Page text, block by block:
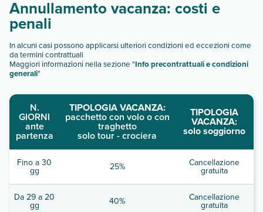
Annullamento vacanza: costi e
penali
In alcuni casi possono applicarsi ulteriori condizioni ed eccezioni come
da termini contrattuali
Maggiori informazioni nella sezione "Info precontrattuali e condizioni
generali"
N.
GIORNI
ante
partenza
TIPOLOGIA VACANZA:
pacchetto con volo o con
traghetto
solo tour - crociera
TIPOLOGIA
VACANZA:
solo soggiorno
Fino a 30
gg 25% Cancellazione
gratuita
Da 29 a 20
gg 40% Cancellazione
gratuita